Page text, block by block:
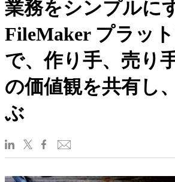
業務をシンプルに
FileMaker プラッ
で、作り手、売り
の価値観を共有し
ぶ